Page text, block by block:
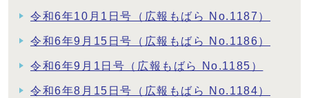
令和6年10月1日号（広報もばら No.1187）
令和6年9月15日号（広報もばら No.1186）
令和6年9月1日号（広報もばら No.1185）
令和6年8月15日号（広報もばら No.1184）